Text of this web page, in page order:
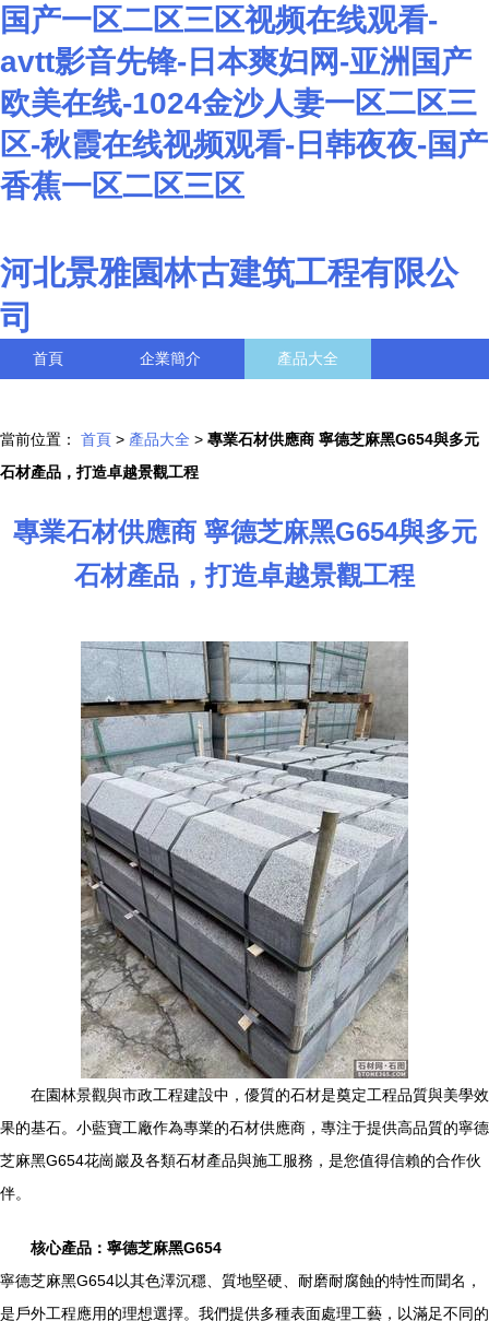
国产一区二区三区视频在线观看-
avtt影音先锋-日本爽妇网-亚洲国产
欧美在线-1024金沙人妻一区二区三
区-秋霞在线视频观看-日韩夜夜-国产
香蕉一区二区三区
河北景雅園林古建筑工程有限公
司
首頁 企業簡介 產品大全
當前位置： 首頁 > 產品大全 > 專業石材供應商 寧德芝麻黑G654與多元
石材產品，打造卓越景觀工程
專業石材供應商 寧德芝麻黑G654與多元
石材產品，打造卓越景觀工程
在園林景觀與市政工程建設中，優質的石材是奠定工程品質與美學效
果的基石。小藍寶工廠作為專業的石材供應商，專注于提供高品質的寧德
芝麻黑G654花崗巖及各類石材產品與施工服務，是您值得信賴的合作伙
伴。
核心產品：寧德芝麻黑G654
寧德芝麻黑G654以其色澤沉穩、質地堅硬、耐磨耐腐蝕的特性而聞名，
是戶外工程應用的理想選擇。我們提供多種表面處理工藝，以滿足不同的